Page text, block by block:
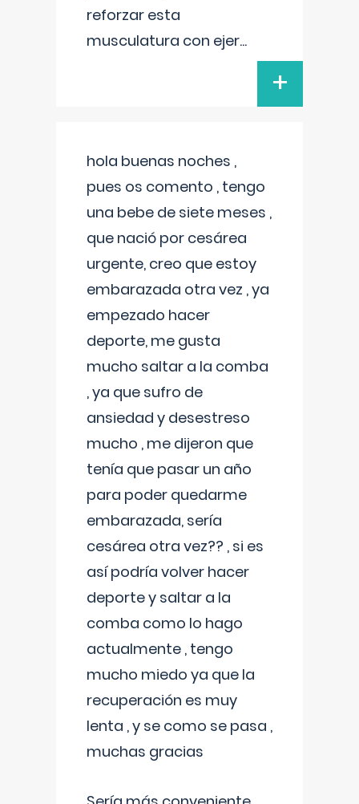
reforzar esta
musculatura con ejer...
+
hola buenas noches ,
pues os comento , tengo
una bebe de siete meses ,
que nació por cesárea
urgente, creo que estoy
embarazada otra vez , ya
empezado hacer
deporte, me gusta
mucho saltar a la comba
, ya que sufro de
ansiedad y desestreso
mucho , me dijeron que
tenía que pasar un año
para poder quedarme
embarazada, sería
cesárea otra vez?? , si es
así podría volver hacer
deporte y saltar a la
comba como lo hago
actualmente , tengo
mucho miedo ya que la
recuperación es muy
lenta , y se como se pasa ,
muchas gracias